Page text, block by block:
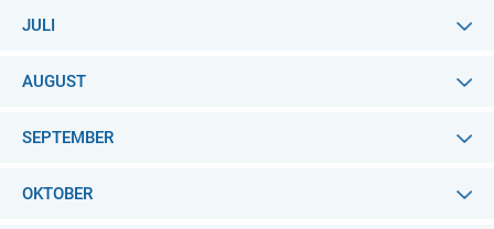
JULI
AUGUST
SEPTEMBER
OKTOBER